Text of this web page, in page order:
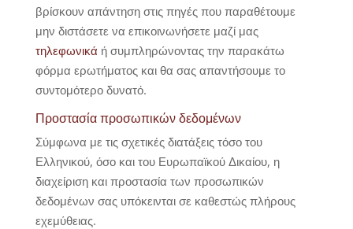
βρίσκουν απάντηση στις πηγές που παραθέτουμε
μην διστάσετε να επικοινωνήσετε μαζί μας
τηλεφωνικά ή συμπληρώνοντας την παρακάτω
φόρμα ερωτήματος και θα σας απαντήσουμε το
συντομότερο δυνατό.
Προστασία προσωπικών δεδομένων
Σύμφωνα με τις σχετικές διατάξεις τόσο του
Ελληνικού, όσο και του Ευρωπαϊκού Δικαίου, η
διαχείριση και προστασία των προσωπικών
δεδομένων σας υπόκεινται σε καθεστώς πλήρους
εχεμύθειας.